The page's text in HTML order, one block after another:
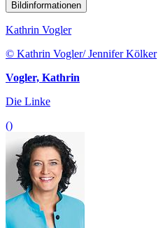
Bildinformationen
Kathrin Vogler
© Kathrin Vogler/ Jennifer Kölker
Vogler, Kathrin
Die Linke
()